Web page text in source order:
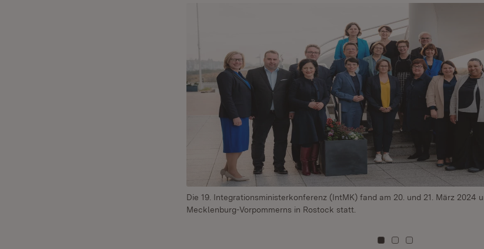
Die 19. Integrationsministerkonferenz (IntMK) fand am 20. und 21. März 2024
Mecklenburg-Vorpommerns in Rostock statt.
Zu Kachel: 0
Zu Kachel: 1
Zu Kachel: 2